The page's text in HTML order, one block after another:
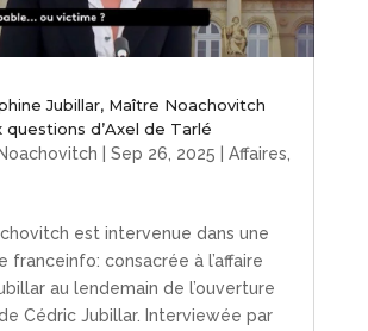
Jubillar, Maître Noachovitch
questions d’Axel de Tarlé
| Sep 26, 2025 | Affaires
est intervenue dans une
franceinfo: consacrée à l’affaire
au lendemain de l’ouverture
Cédric Jubillar. Interviewée par